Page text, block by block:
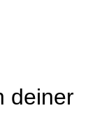
deiner